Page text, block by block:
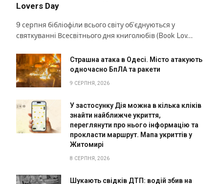
Lovers Day
9 серпня бібліофіли всього світу об’єднуються у
святкуванні Всесвітнього дня книголюбів (Book Lov…
Страшна атака в Одесі. Місто атакують
одночасно БпЛА та ракети
9 СЕРПНЯ, 2026
У застосунку Дія можна в кілька кліків
знайти найближче укриття,
переглянути про нього інформацію та
прокласти маршрут. Мапа укриттів у
Житомирі
8 СЕРПНЯ, 2026
Шукають свідків ДТП: водій збив на